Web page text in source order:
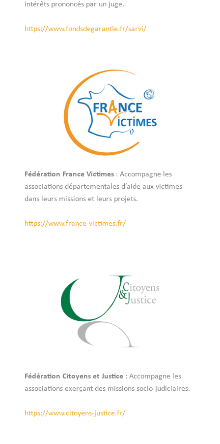
intérêts prononcés par un juge.
https://www.fondsdegarantie.fr/sarvi/
Fédération France Victimes : Accompagne les
associations départementales d’aide aux victimes
dans leurs missions et leurs projets.
https://www.france-victimes.fr/
Fédération Citoyens et Justice : Accompagne les
associations exerçant des missions socio-judiciaires.
https://www.citoyens-justice.fr/